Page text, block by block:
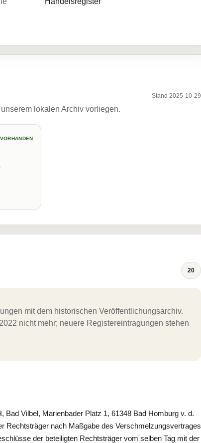
Stand 2025-10-29
lokalen Archiv vorliegen.
20
mit dem historischen Veröffentlichungsarchiv.
nicht mehr; neuere Registereintragungen stehen
Bad Vilbel, Marienbader Platz 1, 61348 Bad Homburg v. d.
Rechtsträger nach Maßgabe des Verschmelzungsvertrages
der beteiligten Rechtsträger vom selben Tag mit der